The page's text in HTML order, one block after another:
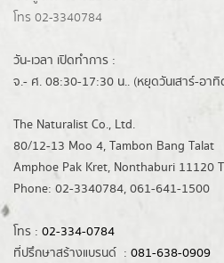
โทร 02-3340784
วัน-เวลา เปิดทำการ :
จ.- ศ. 08:30-17:30 น.. (หยุดวันเสาร์-อา
The Naturalist Co., Ltd.
80/12-13 Moo 4, Tambon Bang Talat
Amphoe Pak Kret, Nonthaburi 11120
Phone: 02-3340784, 061-641-1500
โทร : 02-334-0784
ที่ปรึกษาสร้างแบรนด์ : 081-638-0909